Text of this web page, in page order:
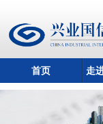
首页 走